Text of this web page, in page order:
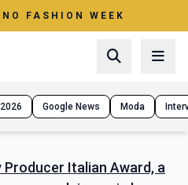
FASHION WEEK
Google News Moda
Producer Italian Award, a